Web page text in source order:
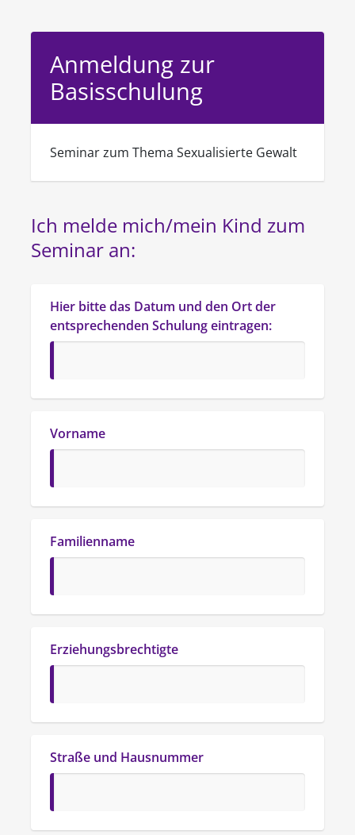
Anmeldung zur
Basisschulung
Seminar zum Thema Sexualisierte Gewalt
Ich melde mich/mein Kind zum
Seminar an:
Hier bitte das Datum und den Ort der
entsprechenden Schulung eintragen:
Vorname
Familienname
Erziehungsbrechtigte
Straße und Hausnummer